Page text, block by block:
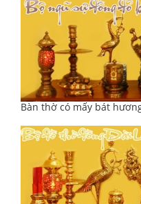
Bàn thờ có mấy bát